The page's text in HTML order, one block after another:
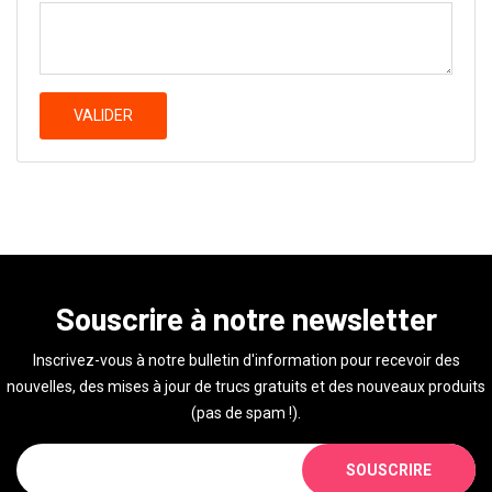
VALIDER
Souscrire à notre newsletter
Inscrivez-vous à notre bulletin d'information pour recevoir des
nouvelles, des mises à jour de trucs gratuits et des nouveaux produits
(pas de spam !).
SOUSCRIRE